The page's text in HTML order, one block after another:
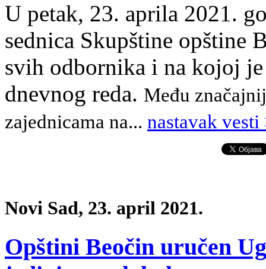
U petak, 23. aprila 2021.
sednica Skupštine opštine
svih odbornika i na kojoj je
dnevnog reda. Među
zajednicama na... nastavak vesti
Novi Sad, 23. april 2021.
Opštini Beočin uručen